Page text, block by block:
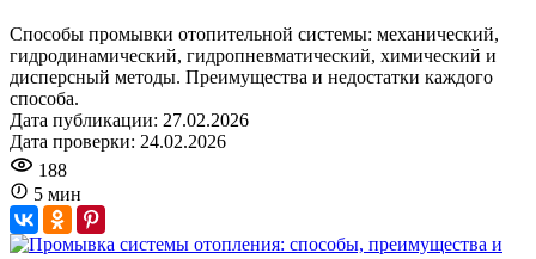
Способы промывки отопительной системы: механический,
гидродинамический, гидропневматический, химический и
дисперсный методы. Преимущества и недостатки каждого
способа.
Дата публикации: 27.02.2026
Дата проверки: 24.02.2026
188
5 мин